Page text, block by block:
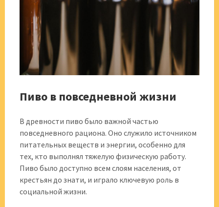
Пиво в повседневной жизни
В древности пиво было важной частью
повседневного рациона. Оно служило источником
питательных веществ и энергии, особенно для
тех, кто выполнял тяжелую физическую работу.
Пиво было доступно всем слоям населения, от
крестьян до знати, и играло ключевую роль в
социальной жизни.